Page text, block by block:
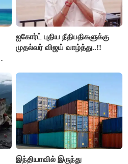
ஐகோர்ட் புதிய நீதிபதிகளுக்கு
முதல்வர் விஜய் வாழ்த்து..!!
இந்தியாவில் இருந்து